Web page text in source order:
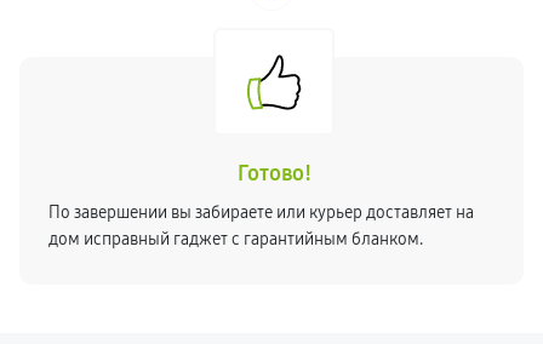
Готово!
По завершении вы забираете или курьер доставляет на
дом исправный гаджет с гарантийным бланком.